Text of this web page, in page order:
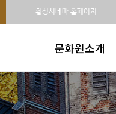
횡성시네마 홈페이지
문화원소개
인사말